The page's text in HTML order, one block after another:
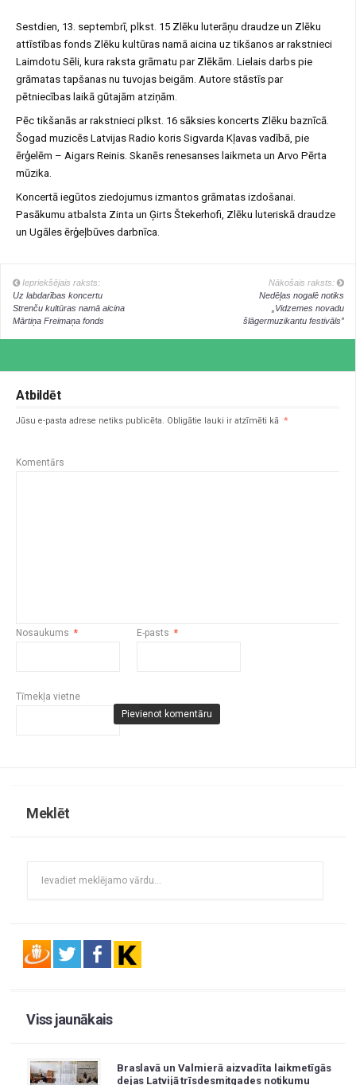
Sestdien, 13. septembrī, plkst. 15 Zlēku luterāņu draudze un Zlēku
attīstības fonds Zlēku kultūras namā aicina uz tikšanos ar rakstnieci
Laimdotu Sēli, kura raksta grāmatu par Zlēkām. Lielais darbs pie
grāmatas tapšanas nu tuvojas beigām. Autore stāstīs par
pētniecības laikā gūtajām atziņām.
Pēc tikšanās ar rakstnieci plkst. 16 sāksies koncerts Zlēku baznīcā.
Šogad muzicēs Latvijas Radio koris Sigvarda Kļavas vadībā, pie
ērģelēm – Aigars Reinis. Skanēs renesanses laikmeta un Arvo Pērta
mūzika.
Koncertā iegūtos ziedojumus izmantos grāmatas izdošanai.
Pasākumu atbalsta Zinta un Ģirts Štekerhofi, Zlēku luteriskā draudze
un Ugāles ērģeļbūves darbnīca.
Iepriekšējais raksts:
Uz labdarības koncertu
Strenču kultūras namā aicina
Mārtiņa Freimaņa fonds
Nākošais raksts:
Nedēļas nogalē notiks
„Vidzemes novadu
šlāgermuzikantu festivāls”
Atbildēt
Jūsu e-pasta adrese netiks publicēta. Obligātie lauki ir atzīmēti kā *
Komentārs
Nosaukums * E-pasts *
Tīmekļa vietne
Meklēt
Viss jaunākais
Braslavā un Valmierā aizvadīta laikmetīgās
dejas Latvijā trīsdesmitgades notikumu